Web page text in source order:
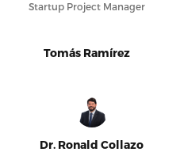
Startup Project Manager
Tomás Ramírez
Dr. Ronald Collazo